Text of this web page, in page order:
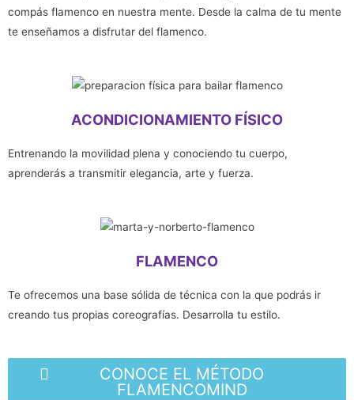
compás flamenco en nuestra mente. Desde la calma de tu mente
te enseñamos a disfrutar del flamenco.
ACONDICIONAMIENTO FÍSICO
Entrenando la movilidad plena y conociendo tu cuerpo,
aprenderás a transmitir elegancia, arte y fuerza.
FLAMENCO
Te ofrecemos una base sólida de técnica con la que podrás ir
creando tus propias coreografías. Desarrolla tu estilo.
CONOCE EL MÉTODO
FLAMENCOMIND